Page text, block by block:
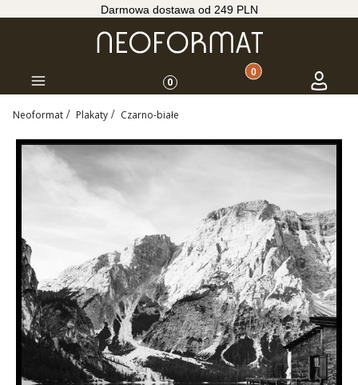
Darmowa dostawa od 249 PLN
Menu 0 Produkty w koszyku:
Koszyk Zaloguj
Neoformat Plakaty Czarno-białe